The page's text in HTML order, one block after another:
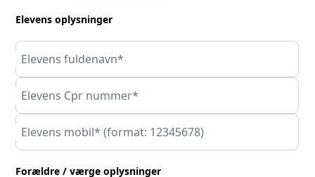
Elevens oplysninger
Elevens fuldenavn*
Elevens Cpr nummer*
Elevens mobil* (format: 12345678)
Forældre / værge oplysninger